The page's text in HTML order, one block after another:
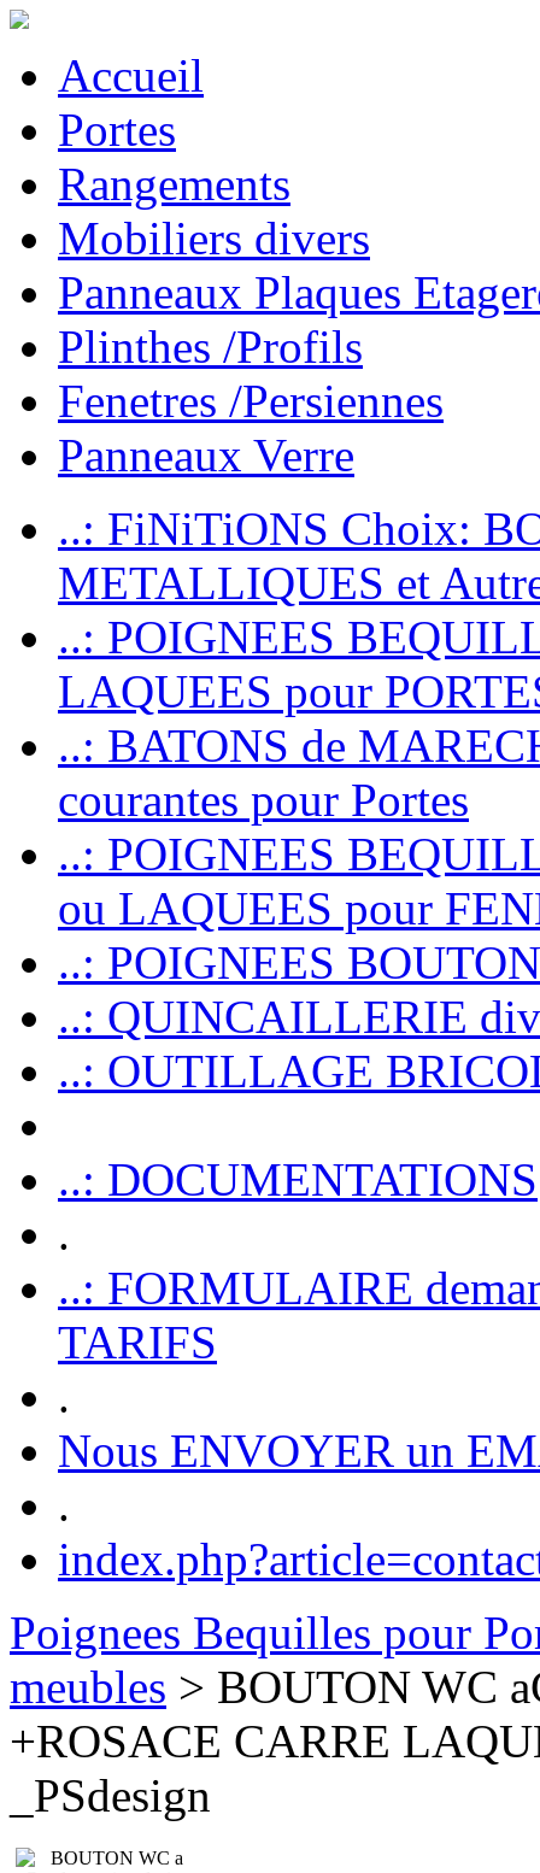
Accueil
Portes
Rangements
Mobiliers divers
Panneaux Plaques
Plinthes /Profils
Fenetres /Persiennes
Panneaux Verre
..: FiNiTiONS Choix:
METALLIQUES et
..: POIGNEES
LAQUEES pour
..: BATONS de
courantes pour Portes
..: POIGNEES
ou LAQUEES pour
..: POIGNEES
..: QUINCAILLERIE
..: OUTILLAGE
..: DOCUMENTATIONS
.
..: FORMULAIRE
TARIFS
.
Nous ENVOYER un
.
Poignees Bequilles pour
meubles > BOUTON WC
+ROSACE CARRE
_PSdesign